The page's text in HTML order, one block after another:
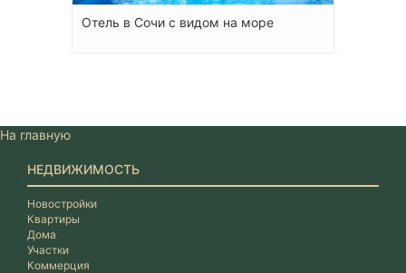
Отель в Сочи с видом на море
На главную
НЕДВИЖИМОСТЬ
Новостройки
Квартиры
Дома
Участки
Коммерция